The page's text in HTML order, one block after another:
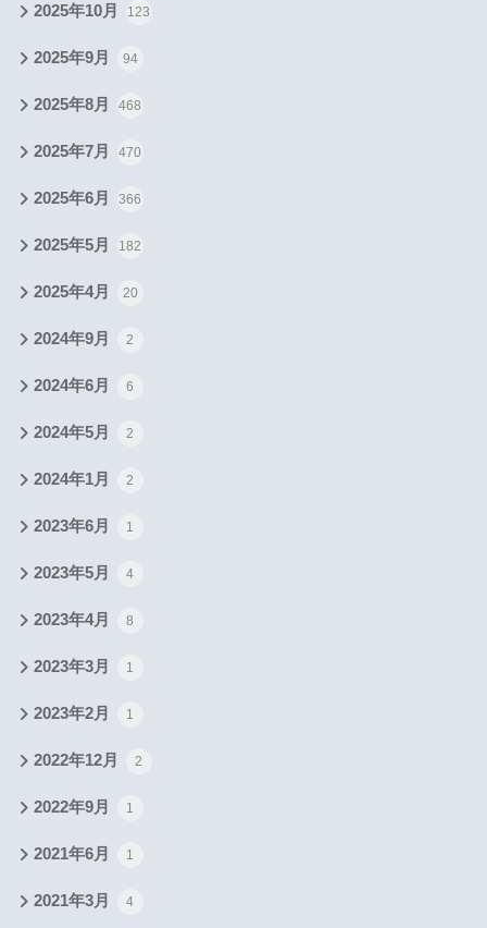
2025年10月 123
2025年9月 94
2025年8月 468
2025年7月 470
2025年6月 366
2025年5月 182
2025年4月 20
2024年9月 2
2024年6月 6
2024年5月 2
2024年1月 2
2023年6月 1
2023年5月 4
2023年4月 8
2023年3月 1
2023年2月 1
2022年12月 2
2022年9月 1
2021年6月 1
2021年3月 4